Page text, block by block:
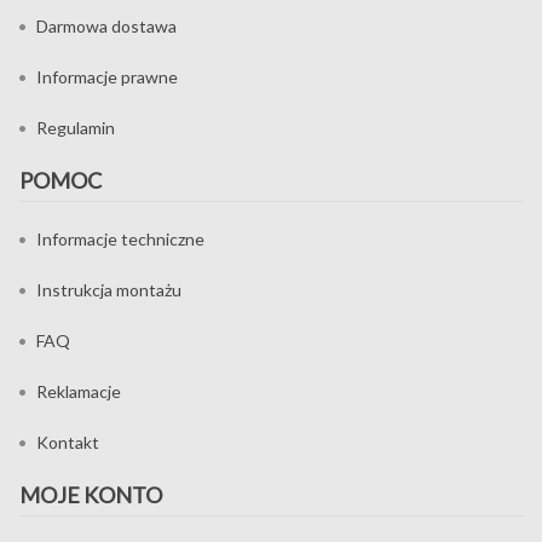
Darmowa dostawa
Informacje prawne
Regulamin
POMOC
Informacje techniczne
Instrukcja montażu
FAQ
Reklamacje
Kontakt
MOJE KONTO